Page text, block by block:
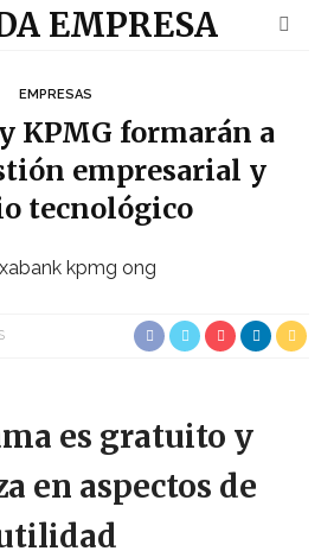
EMPRESA
EMPRESAS
KPMG formarán a
empresarial y
tecnológico
es gratuito y
en aspectos de